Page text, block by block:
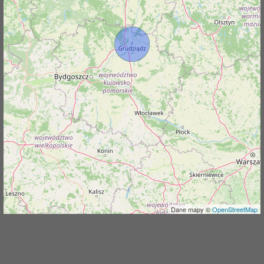
j
Dane mapy ©OpenStreetMap